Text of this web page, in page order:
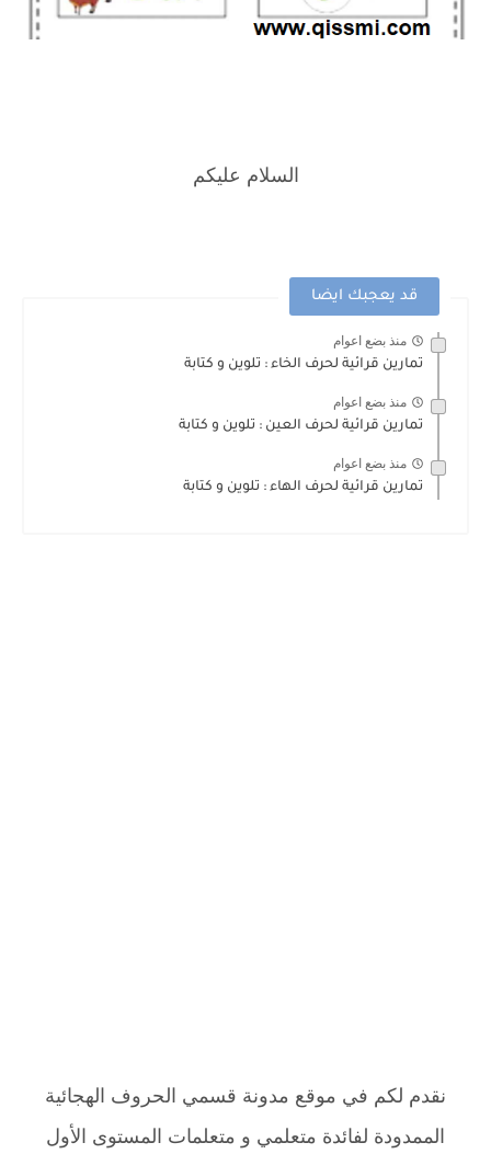
السلام عليكم
قد يعجبك ايضا
منذ بضع اعوام
تمارين قرائية لحرف الخاء : تلوين و كتابة
منذ بضع اعوام
تمارين قرائية لحرف العين : تلوين و كتابة
منذ بضع اعوام
تمارين قرائية لحرف الهاء : تلوين و كتابة
نقدم لكم في موقع مدونة قسمي الحروف الهجائية
الممدودة لفائدة متعلمي و متعلمات المستوى الأول